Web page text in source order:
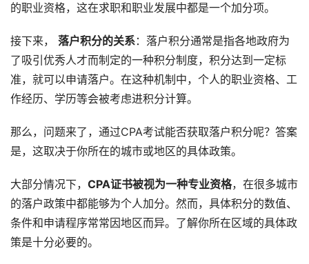
的职业资格，这在求职和职业发展中都是一个加分项。
接下来， 落户积分的关系：落户积分通常是指各地政府为
了吸引优秀人才而制定的一种积分制度，积分达到一定标
准，就可以申请落户。在这种机制中，个人的职业资格、工
作经历、学历等会被考虑进积分计算。
那么，问题来了，通过CPA考试能否获取落户积分呢？答案
是，这取决于你所在的城市或地区的具体政策。
大部分情况下， CPA证书被视为一种专业资格，在很多城市
的落户政策中都能够为个人加分。然而，具体积分的数值、
条件和申请程序常常因地区而异。了解你所在区域的具体政
策是十分必要的。